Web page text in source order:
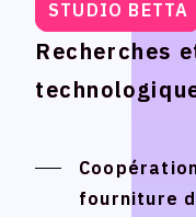
Recherches
fourniture
STUDIO BETTA
STUDIO BETTA
Recherches
fourniture